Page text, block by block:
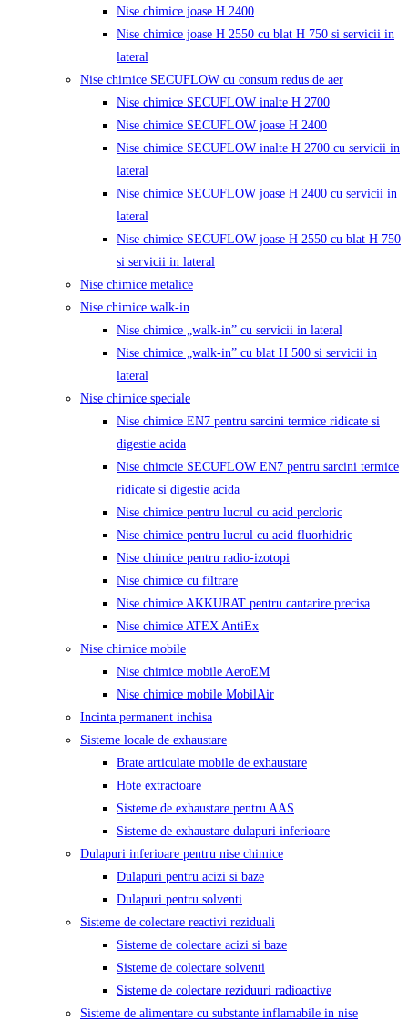
Nise chimice joase H 2400
Nise chimice joase H 2550 cu blat H 750 si servicii in
lateral
Nise chimice SECUFLOW cu consum redus de aer
Nise chimice SECUFLOW inalte H 2700
Nise chimice SECUFLOW joase H 2400
Nise chimice SECUFLOW inalte H 2700 cu servicii in
lateral
Nise chimice SECUFLOW joase H 2400 cu servicii in
lateral
Nise chimice SECUFLOW joase H 2550 cu blat H 750
si servicii in lateral
Nise chimice metalice
Nise chimice walk-in
Nise chimice „walk-in” cu servicii in lateral
Nise chimice „walk-in” cu blat H 500 si servicii in
lateral
Nise chimice speciale
Nise chimice EN7 pentru sarcini termice ridicate si
digestie acida
Nise chimcie SECUFLOW EN7 pentru sarcini termice
ridicate si digestie acida
Nise chimice pentru lucrul cu acid percloric
Nise chimice pentru lucrul cu acid fluorhidric
Nise chimice pentru radio-izotopi
Nise chimice cu filtrare
Nise chimice AKKURAT pentru cantarire precisa
Nise chimice ATEX AntiEx
Nise chimice mobile
Nise chimice mobile AeroEM
Nise chimice mobile MobilAir
Incinta permanent inchisa
Sisteme locale de exhaustare
Brate articulate mobile de exhaustare
Hote extractoare
Sisteme de exhaustare pentru AAS
Sisteme de exhaustare dulapuri inferioare
Dulapuri inferioare pentru nise chimice
Dulapuri pentru acizi si baze
Dulapuri pentru solventi
Sisteme de colectare reactivi reziduali
Sisteme de colectare acizi si baze
Sisteme de colectare solventi
Sisteme de colectare reziduuri radioactive
Sisteme de alimentare cu substante inflamabile in nise